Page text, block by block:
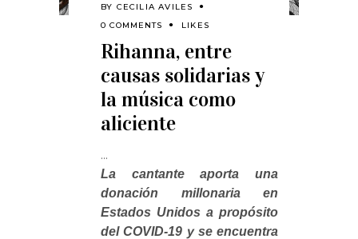
BY CECILIA AVILES
0 COMMENTS
LIKES
Rihanna, entre
causas solidarias y
la música como
aliciente
La cantante aporta una
donación millonaria en
Estados Unidos a propósito
del COVID-19 y se encuentra